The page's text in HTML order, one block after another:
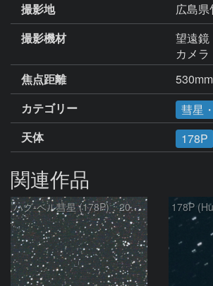
撮影地
広島
撮影機材
望遠鏡
カメ
焦点距離
530mm
カテゴリー
彗星
天体
178P
関連作品
ハグ-ベル彗星 (178P)：2021/02/10 178P